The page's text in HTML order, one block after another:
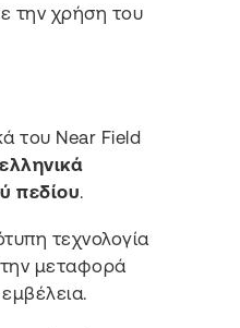
την χρήση του
του Near Field
ελληνικά
πεδίου.
τεχνολογία
την μεταφορά